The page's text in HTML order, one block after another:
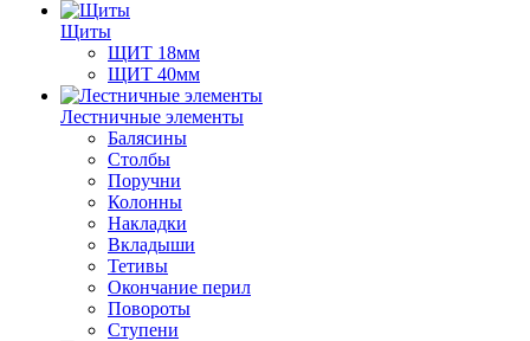
Щиты
ЩИТ 18мм
ЩИТ 40мм
Лестничные элементы
Балясины
Столбы
Поручни
Колонны
Накладки
Вкладыши
Тетивы
Окончание перил
Повороты
Ступени